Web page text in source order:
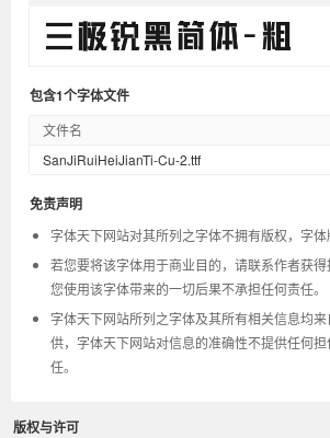
包含1个字体文件
文件名
SanJiRuiHeiJianTi-Cu-2.ttf
免责声明
字体天下网站对其所列之字体不拥有版权，字体
若您要将该字体用于商业目的，请联系作者获
您使用该字体带来的一切后果不承担任何责任。
字体天下网站所列之字体及其所有相关信息均
供，字体天下网站对信息的准确性不提供任何
任。
版权与许可